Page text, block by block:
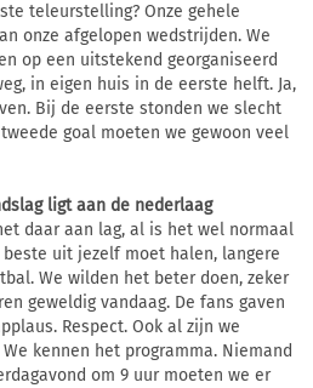
teleurstelling? Onze gehele
onze afgelopen wedstrijden. We
op een uitstekend georganiseerd
in eigen huis in de eerste helft. Ja,
Bij de eerste stonden we slecht
goal moeten we gewoon veel
ligt aan de nederlaag
daar aan lag, al is het wel normaal
uit jezelf moet halen, langere
We wilden het beter doen, zeker
geweldig vandaag. De fans gaven
Respect. Ook al zijn we
kennen het programma. Niemand
om 9 uur moeten we er